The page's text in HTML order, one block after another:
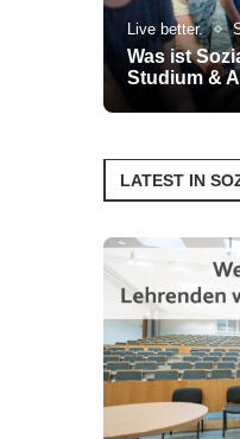
Live better.
Was ist
Studium &
LATEST IN